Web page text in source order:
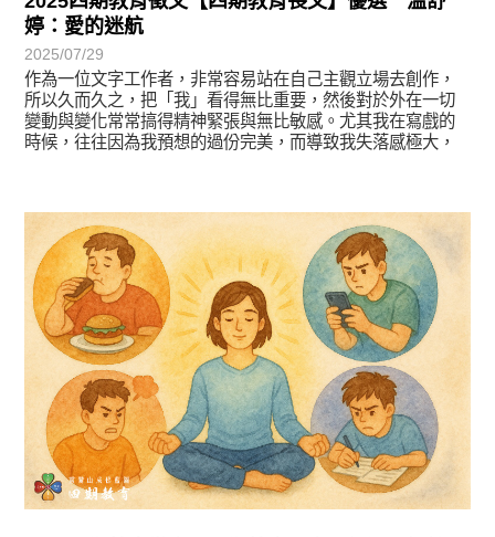
婷：愛的迷航
2025/07/29
作為一位文字工作者，非常容易站在自己主觀立場去創作，
所以久而久之，把「我」看得無比重要，然後對於外在一切
變動與變化常常搞得精神緊張與無比敏感。尤其我在寫戲的
時候，往往因為我預想的過份完美，而導致我失落感極大，
徵文賞析